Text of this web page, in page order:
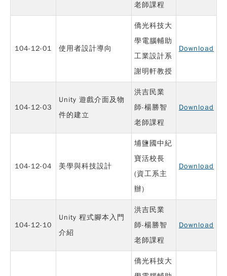
老師課程
104-12-01 使用者設計導向
僑光科技大
學電腦輔助
工業設計系
謝明軒教授
Download
104-12-03
Unity 遊戲介面及物
件的建立
洪吉民業
師-楊勝智
老師課程
Download
104-12-04 美學與科技設計
埔鹽國中紀
寶活校長
(資工系主
辦)
Download
104-12-10
Unity 程式腳本入門
介紹
洪吉民業
師-楊勝智
老師課程
Download
僑光科技大